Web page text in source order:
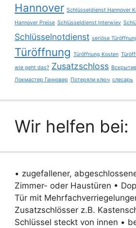
Hannover Schlüsseldienst Hannover
Hannover Preise Schlüsseldienst Interwiev
Schlüsselnotdienst seriöse
Türöffnung Türöffnung Kosten
wie geht das? Zusatzschloss
Локмастер Ганновер Потеряли ключ слесарь
Wir helfen bei:
• zugefallener,
Zimmer- oder Haustüren •
Tür mit
Zusatzschlösser z.B.
Schlüssel steckt von innen •